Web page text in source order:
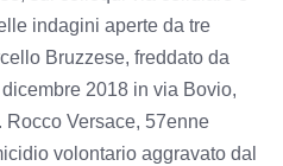
indagini aperte da tre
Bruzzese, freddato da
2018 in via Bovio,
Rocco Versace, 57enne
volontario aggravato dal